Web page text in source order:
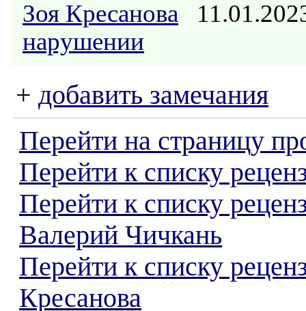
Зоя Кресанова
нарушении
+ добавить замечания
Перейти на страницу
Перейти к списку
Перейти к списку
Валерий Чичкань
Перейти к списку
Кресанова